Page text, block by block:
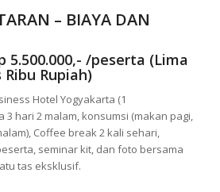
– BIAYA DAN
/peserta (Lima
Rupiah)
Hotel Yogyakarta (1
3 hari 2 malam, konsumsi (makan pagi,
Coffee break 2 kali sehari,
seminar kit, dan foto bersama
tas eksklusif.